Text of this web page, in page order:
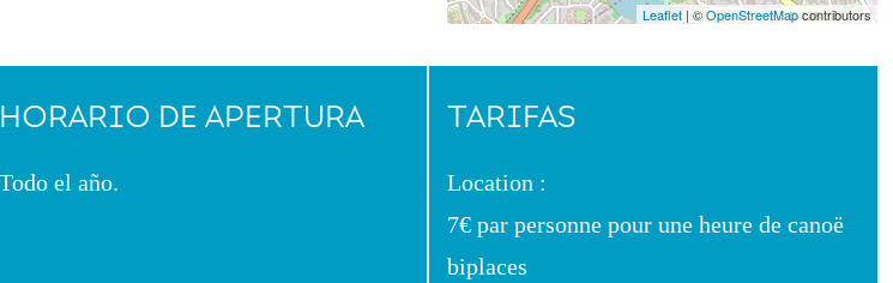
Leaflet | ©OpenStreetMapcontributors
HORARIO DE APERTURA
Todo el año.
TARIFAS
Location :
7€ par personne pour une heure de canoë
biplaces